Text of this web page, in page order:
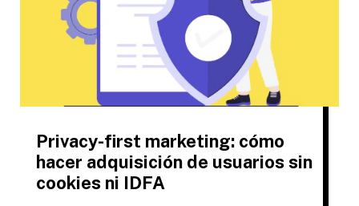
Privacy-first marketing: cómo
hacer adquisición de usuarios sin
cookies ni IDFA